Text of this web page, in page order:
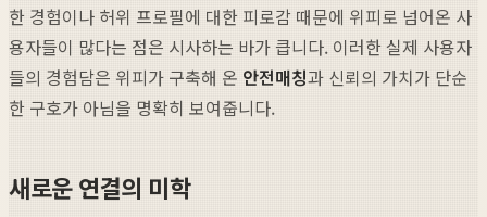
한 경험이나 허위 프로필에 대한 피로감 때문에 위피로 넘어온 사
용자들이 많다는 점은 시사하는 바가 큽니다. 이러한 실제 사용자
들의 경험담은 위피가 구축해 온 안전매칭과 신뢰의 가치가 단순
한 구호가 아님을 명확히 보여줍니다.
새로운 연결의 미학